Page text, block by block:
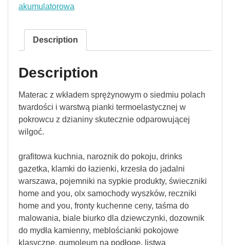
akumulatorowa
Description
Description
Materac z wkładem sprężynowym o siedmiu polach
twardości i warstwą pianki termoelastycznej w
pokrowcu z dzianiny skutecznie odparowującej
wilgoć.
grafitowa kuchnia, naroznik do pokoju, drinks
gazetka, klamki do łazienki, krzesła do jadalni
warszawa, pojemniki na sypkie produkty, świeczniki
home and you, olx samochody wyszków, reczniki
home and you, fronty kuchenne ceny, taśma do
malowania, biale biurko dla dziewczynki, dozownik
do mydła kamienny, meblościanki pokojowe
klasyczne, gumoleum na podłogę, listwa